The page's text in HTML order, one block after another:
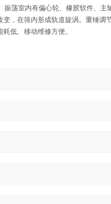
荡室内有偏心轮、橡胶软件、
，在筛内形成轨道旋涡。重锤调
低、移动维修方便。